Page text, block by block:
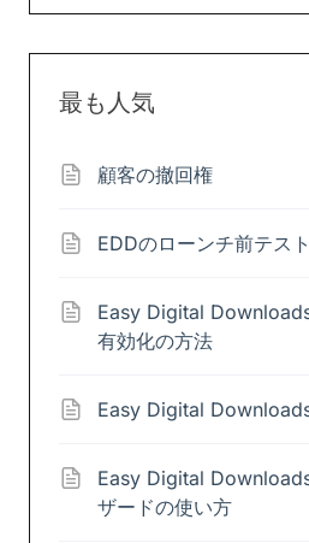
最も人気
顧客の撤回権
EDDのローンチ前テスト
Easy Digital
有効化の方法
Easy Digital
Easy Digital
ザードの使い方